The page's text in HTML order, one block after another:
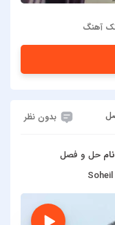
آهنگ
بدون نظر
حل و فصل